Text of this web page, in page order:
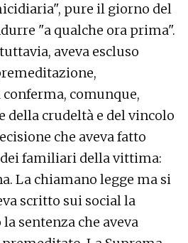
pure il giorno del
"a qualche ora prima".
aveva escluso
comunque,
della crudeltà e del vincolo
che aveva fatto
dei familiari della vittima:
La chiamano legge ma si
scritto sui social la
sentenza che aveva